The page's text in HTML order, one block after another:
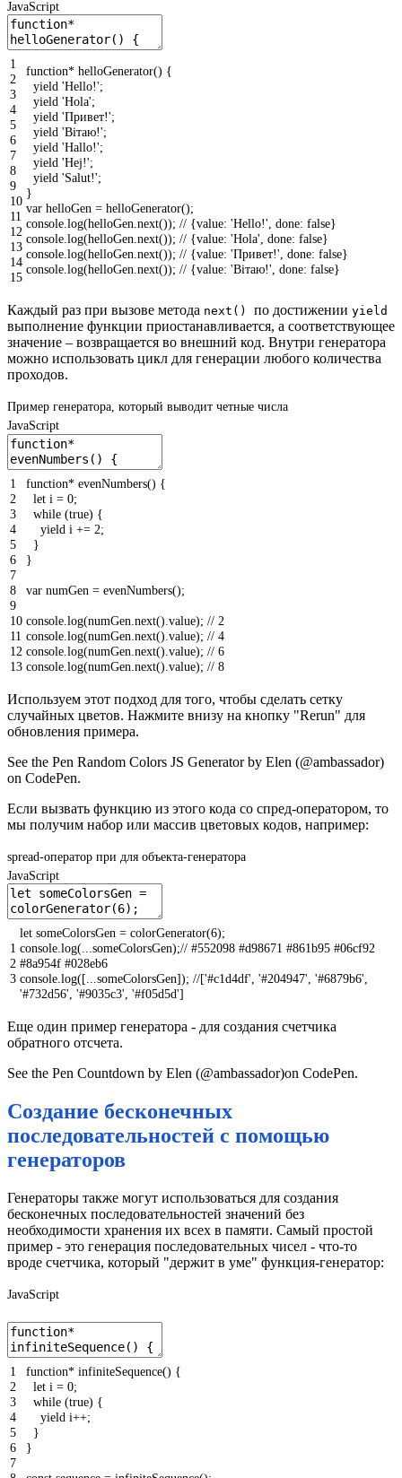
JavaScript
1
2
3
4
5
6
7
8
9
10
11
12
13
14
15
function* helloGenerator() {
yield 'Hello!';
yield 'Hola';
yield 'Привет!';
yield 'Вiтаю!';
yield 'Hallo!';
yield 'Hej!';
yield 'Salut!';
}
var helloGen = helloGenerator();
console.log(helloGen.next()); // {value: 'Hello!', done: false}
console.log(helloGen.next()); // {value: 'Hola', done: false}
console.log(helloGen.next()); // {value: 'Привет!', done: false}
console.log(helloGen.next()); // {value: 'Вiтаю!', done: false}
Каждый раз при вызове метода next() по достижении yield
выполнение функции приостанавливается, а соответствующее
значение – возвращается во внешний код. Внутри генератора
можно использовать цикл для генерации любого количества
проходов.
Пример генератора, который выводит четные числа
JavaScript
1
2
3
4
5
6
7
8
9
10
11
12
13
function* evenNumbers() {
let i = 0;
while (true) {
yield i += 2;
}
}
var numGen = evenNumbers();
console log(numGen next() value); // 2
console log(numGen next() value); // 4
console log(numGen next() value); // 6
console log(numGen next() value); // 8
Используем этот подход для того, чтобы сделать сетку
случайных цветов. Нажмите внизу на кнопку "Rerun" для
обновления примера.
See the Pen Random Colors JS Generator by Elen (@ambassador)
on CodePen.
Если вызвать функцию из этого кода со спред-оператором, то
мы получим набор или массив цветовых кодов, например:
spread-оператор при для объекта-генератора
JavaScript
1
2
3
let someColorsGen = colorGenerator(6);
console.log(...someColorsGen);// #552098 #d98671 #861b95 #06cf92
#8a954f #028eb6
console.log([...someColorsGen]); //['#c1d4df', '#204947', '#6879b6',
'#732d56', '#9035c3', '#f05d5d']
Еще один пример генератора - для создания счетчика
обратного отсчета.
See the Pen Countdown by Elen (@ambassador)on CodePen.
Создание бесконечных
последовательностей с помощью
генераторов
Генераторы также могут использоваться для создания
бесконечных последовательностей значений без
необходимости хранения их всех в памяти. Самый простой
пример - это генерация последовательных чисел - что-то
вроде счетчика, который "держит в уме" функция-генератор:
JavaScript
1
2
3
4
5
6
7
function* infiniteSequence() {
let i = 0;
while (true) {
yield i++;
}
}